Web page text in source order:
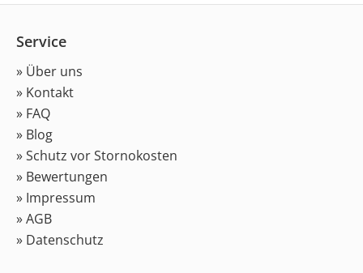
Service
» Über uns
» Kontakt
» FAQ
» Blog
» Schutz vor Stornokosten
» Bewertungen
» Impressum
» AGB
» Datenschutz